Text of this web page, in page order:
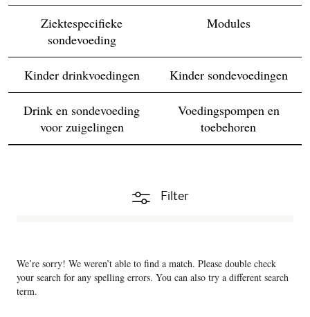
Ziektespecifieke
sondevoeding
Modules
Kinder drinkvoedingen Kinder sondevoedingen
Drink en sondevoeding
voor zuigelingen
Voedingspompen en
toebehoren
Filter
We’re sorry! We weren’t able to find a match. Please double check
your search for any spelling errors. You can also try a different search
term.